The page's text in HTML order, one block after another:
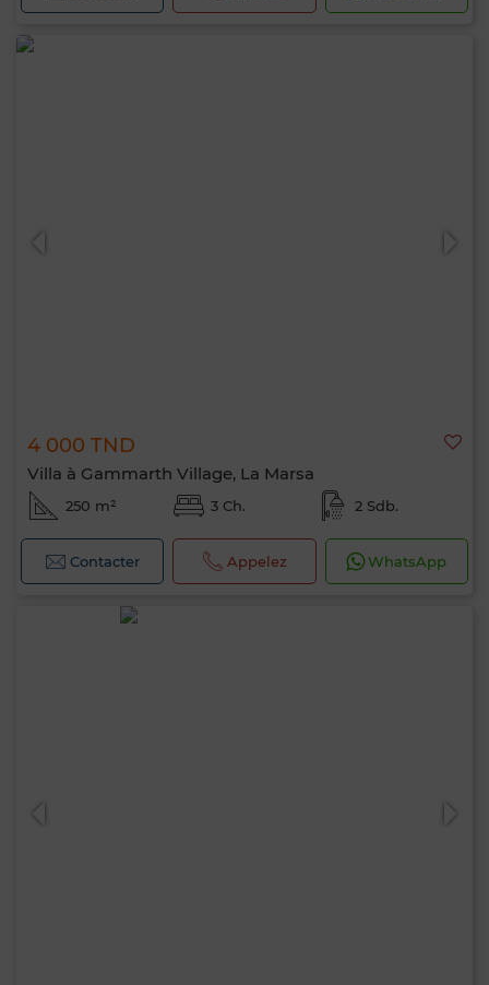
4 000 TND
Villa à Gammarth Village, La Marsa
250 m² 3 Ch. 2 Sdb.
Contacter Appelez WhatsApp